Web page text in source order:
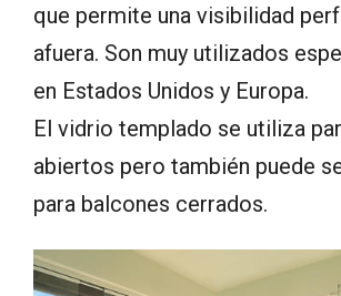
que permite una visibilidad
afuera. Son muy utilizados
en Estados Unidos y Europa.
El vidrio templado se utiliza
abiertos pero también puede
para balcones cerrados.